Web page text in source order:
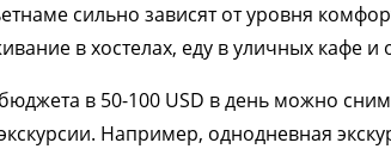
сильно зависят от уровня
в хостелах, еду в уличных кафе
в 50-100 USD в день можно
Например, однодневная